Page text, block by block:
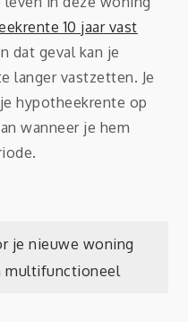
10 jaar vast
dat geval kan je
langer vastzetten. Je
hypotheekrente op
wanneer je hem
je nieuwe woning
multifunctioneel